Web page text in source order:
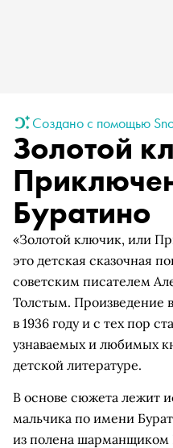
Создано с помощью
Золотой
Буратино
«Золотой ключик, или
это детская сказочная
советским писателем
Толстым. Произведение
в 1936 году и с тех пор
узнаваемых и любимых
детской литературе.
В основе сюжета лежит
мальчика по имени
из полена шарманщиком